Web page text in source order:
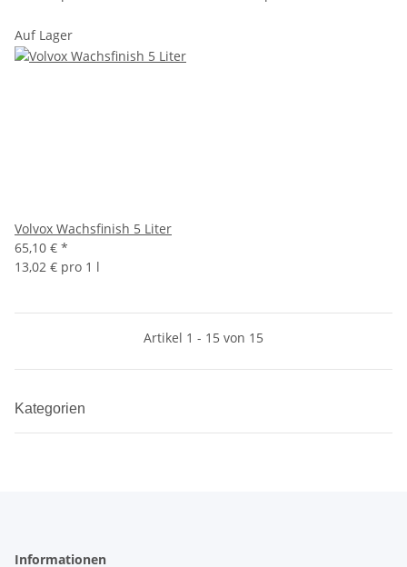
Auf Lager
Volvox Wachsfinish 5 Liter
65,10 € *
13,02 € pro 1 l
Artikel 1 - 15 von 15
Kategorien
Informationen